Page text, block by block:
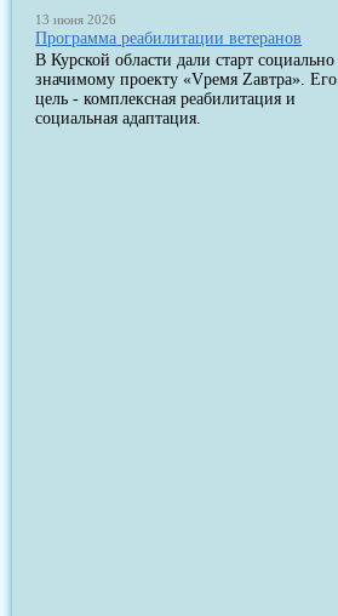
13 июня 2026
Программа реабилитации ветеранов
В Курской области дали старт социально
значимому проекту «Vремя Zавтра». Его
цель - комплексная реабилитация и
социальная адаптация.